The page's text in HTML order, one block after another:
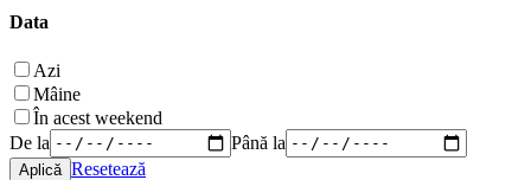
Data
Azi
Mâine
În acest weekend
De la
Până la
Resetează